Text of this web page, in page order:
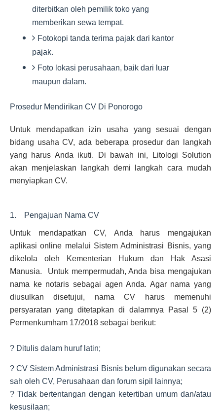
diterbitkan oleh pemilik toko yang
memberikan sewa tempat.
Fotokopi tanda terima pajak dari kantor
pajak.
Foto lokasi perusahaan, baik dari luar
maupun dalam.
Prosedur Mendirikan CV Di Ponorogo
Untuk mendapatkan izin usaha yang sesuai dengan
bidang usaha CV, ada beberapa prosedur dan langkah
yang harus Anda ikuti. Di bawah ini, Litologi Solution
akan menjelaskan langkah demi langkah cara mudah
menyiapkan CV.
1. Pengajuan Nama CV
Untuk mendapatkan CV, Anda harus mengajukan
aplikasi online melalui Sistem Administrasi Bisnis, yang
dikelola oleh Kementerian Hukum dan Hak Asasi
Manusia. Untuk mempermudah, Anda bisa mengajukan
nama ke notaris sebagai agen Anda. Agar nama yang
diusulkan disetujui, nama CV harus memenuhi
persyaratan yang ditetapkan di dalamnya Pasal 5 (2)
Permenkumham 17/2018 sebagai berikut:
? Ditulis dalam huruf latin;
? CV Sistem Administrasi Bisnis belum digunakan secara
sah oleh CV, Perusahaan dan forum sipil lainnya;
? Tidak bertentangan dengan ketertiban umum dan/atau
kesusilaan;